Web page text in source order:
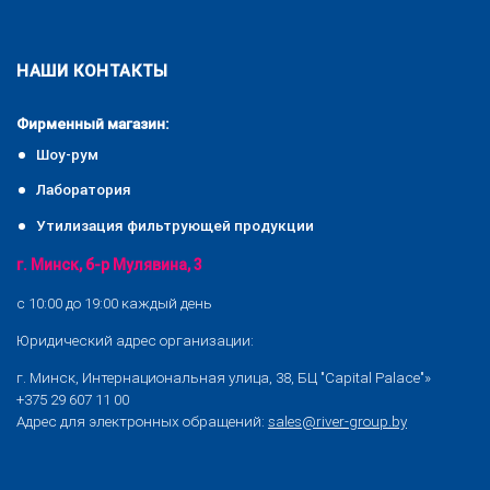
НАШИ КОНТАКТЫ
Фирменный магазин:
Шоу-рум
Лаборатория
Утилизация фильтрующей продукции
г. Минск, б-р Мулявина, 3
с 10:00 до 19:00 каждый день
Юридический адрес организации:
г. Минск, Интернациональная улица, 38, БЦ "Capital Palace"»
+375 29 607 11 00
Адрес для электронных обращений: sales@river-group.by